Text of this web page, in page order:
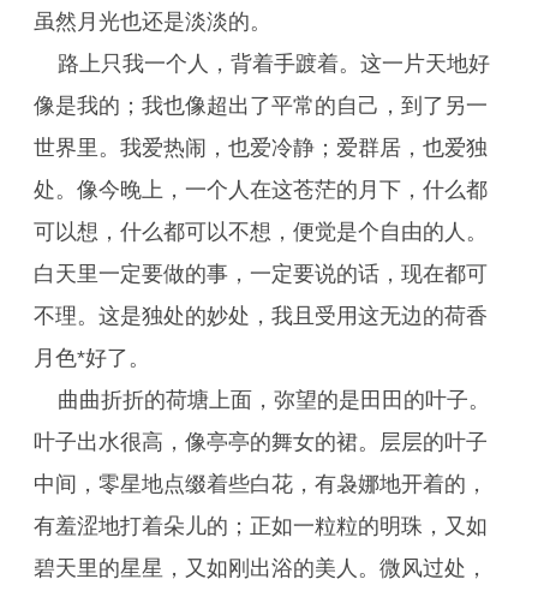
虽然月光也还是淡淡的。
路上只我一个人，背着手踱着。这一片天地好
像是我的；我也像超出了平常的自己，到了另一
世界里。我爱热闹，也爱冷静；爱群居，也爱独
处。像今晚上，一个人在这苍茫的月下，什么都
可以想，什么都可以不想，便觉是个自由的人。
白天里一定要做的事，一定要说的话，现在都可
不理。这是独处的妙处，我且受用这无边的荷香
月色*好了。
曲曲折折的荷塘上面，弥望的是田田的叶子。
叶子出水很高，像亭亭的舞女的裙。层层的叶子
中间，零星地点缀着些白花，有袅娜地开着的，
有羞涩地打着朵儿的；正如一粒粒的明珠，又如
碧天里的星星，又如刚出浴的美人。微风过处，